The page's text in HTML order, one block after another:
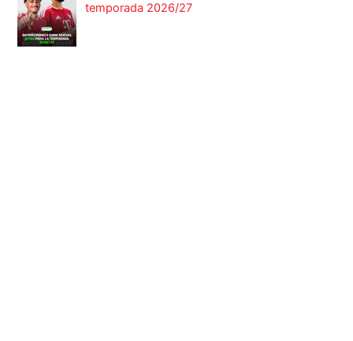
temporada 2026/27